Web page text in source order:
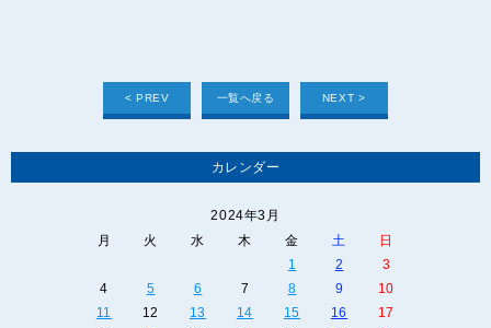
< PREV 一覧へ戻る NEXT >
カレンダー
2024年3月
月
火 水 木 金 土 日
1 2
3
4
5 6 7 8 9
10
11
12 13 14 15 16
17